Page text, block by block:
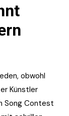
obwohl
Künstler
Song Contest